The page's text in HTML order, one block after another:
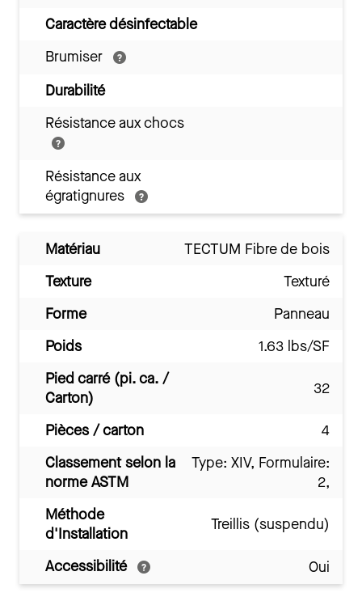
Caractère désinfectable
Brumiser
Durabilité
Résistance aux chocs
Résistance aux
égratignures
Matériau
TECTUM Fibre de bois
Texture
Texturé
Forme
Panneau
Poids
1.63 lbs/SF
Pied carré (pi. ca. /
Carton)
32
Pièces / carton
4
Classement selon la
norme ASTM
Type: XIV, Formulaire:
2,
Méthode
d'Installation
Treillis (suspendu)
Accessibilité Oui